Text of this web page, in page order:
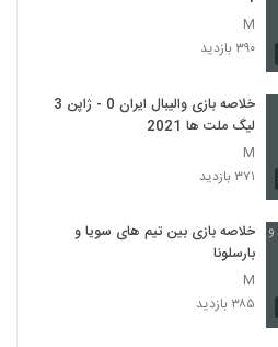
M
۳۹۰ بازدید
خلاصه بازی والیبال ایران 0 - ژاپن 3
لیگ ملت ها 2021
M
۳۷۱ بازدید
خلاصه بازی بین تیم های سویا و
بارسلونا
M
۳۸۵ بازدید